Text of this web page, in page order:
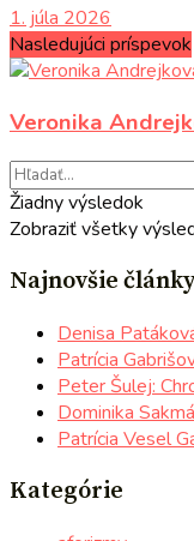
1. júla 2026
Nasledujúci príspevok
Veronika
Žiadny výsledok
Zobraziť všetky
Najnovšie články
Denisa
Patrícia
Peter Šulej:
Dominika
Patrícia Vesel
Kategórie